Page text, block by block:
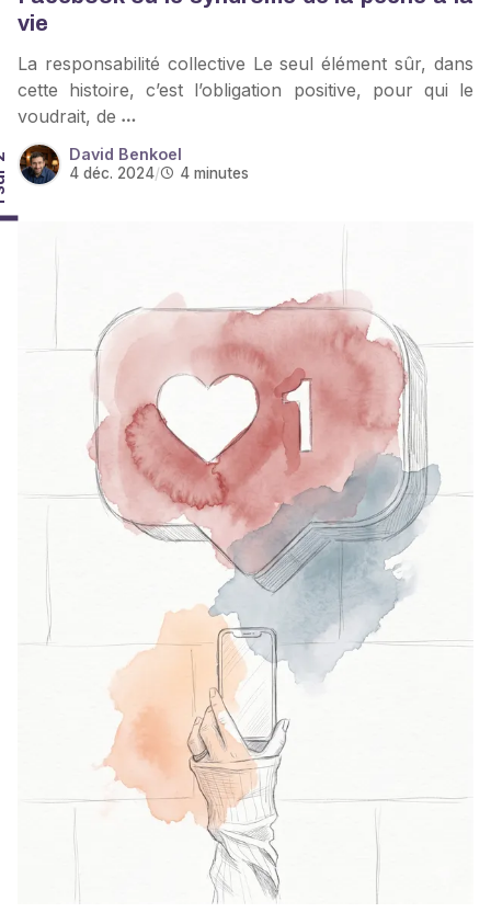
vie
La responsabilité collective Le seul élément sûr, dans
cette histoire, c’est l’obligation positive, pour qui le
voudrait, de
David Benkoel
4 déc. 2024/ 4 minutes